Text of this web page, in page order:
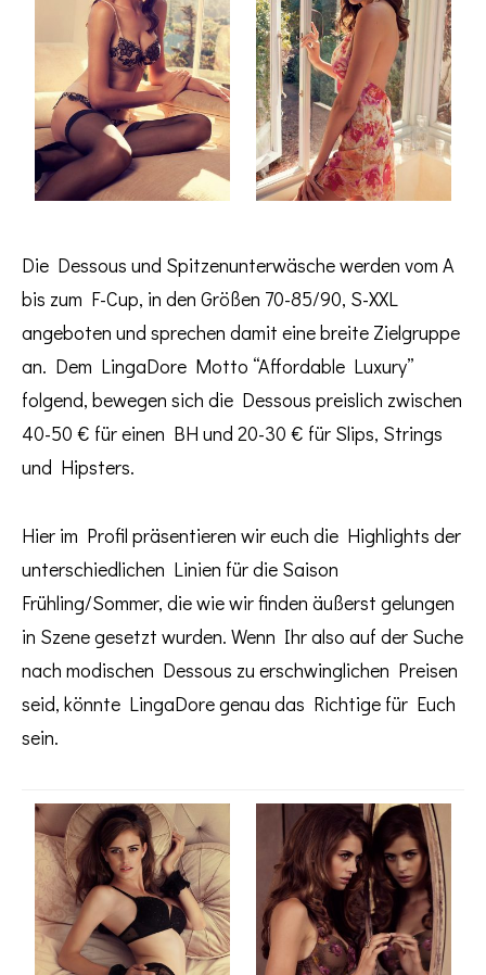
Die Dessous und Spitzenunterwäsche werden vom A
bis zum F-Cup, in den Größen 70-85/90, S-XXL
angeboten und sprechen damit eine breite Zielgruppe
an. Dem LingaDore Motto “Affordable Luxury”
folgend, bewegen sich die Dessous preislich zwischen
40-50 € für einen BH und 20-30 € für Slips, Strings
und Hipsters.
Hier im Profil präsentieren wir euch die Highlights der
unterschiedlichen Linien für die Saison
Frühling/Sommer, die wie wir finden äußerst gelungen
in Szene gesetzt wurden. Wenn Ihr also auf der Suche
nach modischen Dessous zu erschwinglichen Preisen
seid, könnte LingaDore genau das Richtige für Euch
sein.